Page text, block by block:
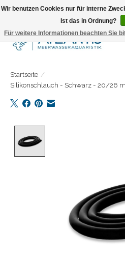
Täglicher Versand. Bestelle bis 15.00 Uhr
Startseite /
Silikonschlauch - Schwarz - 20/26
Wir benutzen Cookies nur für interne
Ist das in Ordnung?
Für weitere Informationen beachten Sie